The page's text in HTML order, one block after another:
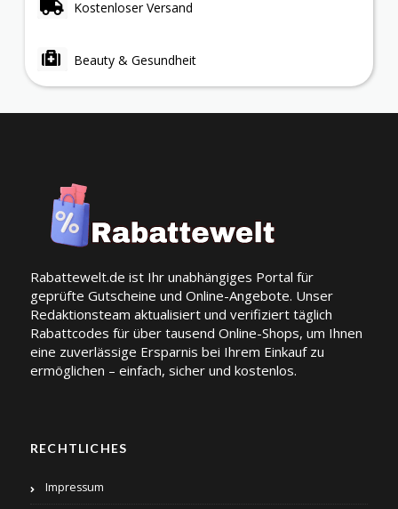
Kostenloser Versand
Beauty & Gesundheit
Rabattewelt.de ist Ihr unabhängiges Portal für
geprüfte Gutscheine und Online-Angebote. Unser
Redaktionsteam aktualisiert und verifiziert täglich
Rabattcodes für über tausend Online-Shops, um Ihnen
eine zuverlässige Ersparnis bei Ihrem Einkauf zu
ermöglichen – einfach, sicher und kostenlos.
RECHTLICHES
Impressum